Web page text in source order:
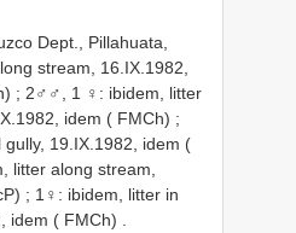
Dept., Pillahuata,
stream, 16.IX.1982,
; 2♂♂, 1 ♀: ibidem, litter
idem ( FMCh) ;
19.IX.1982, idem (
along stream,
; 1♀: ibidem, litter in
idem ( FMCh)